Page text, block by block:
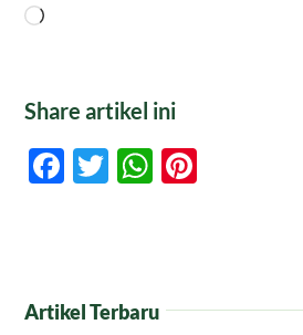
Memuat...
Share artikel ini
Facebook
TwitterWhatsApp
Artikel Terbaru